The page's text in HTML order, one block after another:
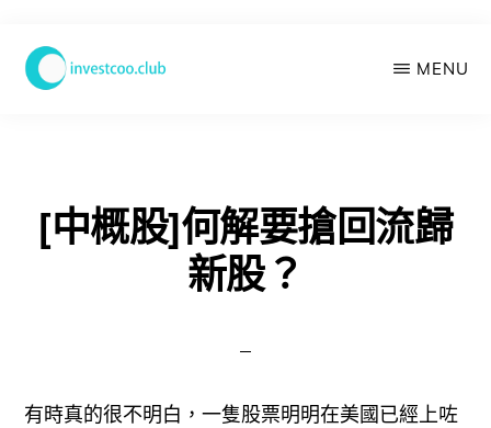
Skip
MENU
[中概股]何解要搶回流歸
新股？
有時真的很不明白，一隻股票明明在美國已經上咗